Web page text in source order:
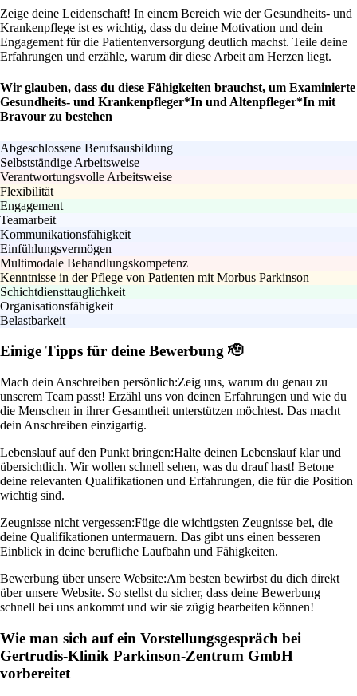
Zeige deine Leidenschaft! In einem Bereich wie der Gesundheits- und
Krankenpflege ist es wichtig, dass du deine Motivation und dein
Engagement für die Patientenversorgung deutlich machst. Teile deine
Erfahrungen und erzähle, warum dir diese Arbeit am Herzen liegt.
Wir glauben, dass du diese Fähigkeiten brauchst, um Examinierte
Gesundheits- und Krankenpfleger*In und Altenpfleger*In mit
Bravour zu bestehen
Abgeschlossene Berufsausbildung
Selbstständige Arbeitsweise
Verantwortungsvolle Arbeitsweise
Flexibilität
Engagement
Teamarbeit
Kommunikationsfähigkeit
Einfühlungsvermögen
Multimodale Behandlungskompetenz
Kenntnisse in der Pflege von Patienten mit Morbus Parkinson
Schichtdiensttauglichkeit
Organisationsfähigkeit
Belastbarkeit
Einige Tipps für deine Bewerbung 🫡
Mach dein Anschreiben persönlich:Zeig uns, warum du genau zu
unserem Team passt! Erzähl uns von deinen Erfahrungen und wie du
die Menschen in ihrer Gesamtheit unterstützen möchtest. Das macht
dein Anschreiben einzigartig.
Lebenslauf auf den Punkt bringen:Halte deinen Lebenslauf klar und
übersichtlich. Wir wollen schnell sehen, was du drauf hast! Betone
deine relevanten Qualifikationen und Erfahrungen, die für die Position
wichtig sind.
Zeugnisse nicht vergessen:Füge die wichtigsten Zeugnisse bei, die
deine Qualifikationen untermauern. Das gibt uns einen besseren
Einblick in deine berufliche Laufbahn und Fähigkeiten.
Bewerbung über unsere Website:Am besten bewirbst du dich direkt
über unsere Website. So stellst du sicher, dass deine Bewerbung
schnell bei uns ankommt und wir sie zügig bearbeiten können!
Wie man sich auf ein Vorstellungsgespräch bei
Gertrudis-Klinik Parkinson-Zentrum GmbH
vorbereitet